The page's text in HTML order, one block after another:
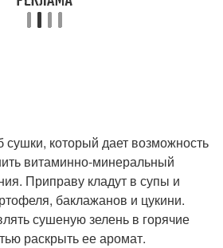
сушки, который дает возможность
витаминно-минеральный
Приправу кладут в супы и
баклажанов и цукини.
сушеную зелень в горячие
раскрыть ее аромат.